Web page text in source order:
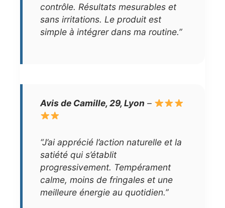
contrôle. Résultats mesurables et
sans irritations. Le produit est
simple à intégrer dans ma routine.”
Avis de Camille, 29, Lyon –
“J’ai apprécié l’action naturelle et la
satiété qui s’établit
progressivement. Tempérament
calme, moins de fringales et une
meilleure énergie au quotidien.”